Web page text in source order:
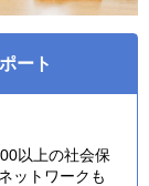
ート
以上の社会保
ットワークも